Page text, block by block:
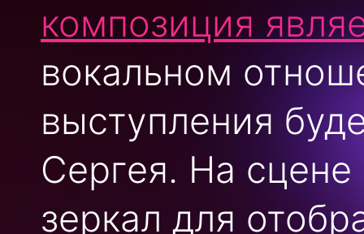
композиция
вокальном
выступления
Сергея. На сцене
зеркал для